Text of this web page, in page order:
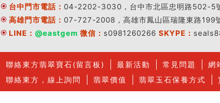
台中門市電話： 04-2202-3030，台中市北區忠明路502-5
高雄門市電話： 07-727-2008，高雄市鳳山區瑞隆東路199
LINE： @eastgem 微信： s0981260266 SKYPE：
聯絡東方翡翠寶石(留言板) 最新活動 常見問題
網
聯絡東方，線上詢問
翡翠價值 翡翠玉石保養方式